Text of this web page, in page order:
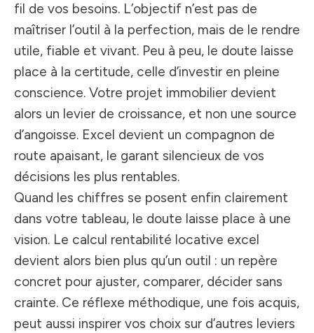
fil de vos besoins. L’objectif n’est pas de
maîtriser l’outil à la perfection, mais de le rendre
utile, fiable et vivant. Peu à peu, le doute laisse
place à la certitude, celle d’investir en pleine
conscience. Votre projet immobilier devient
alors un levier de croissance, et non une source
d’angoisse. Excel devient un compagnon de
route apaisant, le garant silencieux de vos
décisions les plus rentables.
Quand les chiffres se posent enfin clairement
dans votre tableau, le doute laisse place à une
vision. Le calcul rentabilité locative excel
devient alors bien plus qu’un outil : un repère
concret pour ajuster, comparer, décider sans
crainte. Ce réflexe méthodique, une fois acquis,
peut aussi inspirer vos choix sur d’autres leviers